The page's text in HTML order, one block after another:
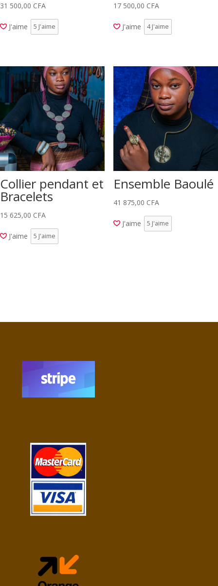
31 500,00 CFA
J'aime 5 J'aime
17 500,00 CFA
J'aime 4J'aime
Collier pendant et
Bracelets
15 625,00 CFA
J'aime 5 J'aime
Ensemble Baoulé
41 875,00 CFA
J'aime 5 J'aime